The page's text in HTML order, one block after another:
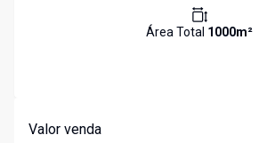
Área Total 1000m²
Valor venda